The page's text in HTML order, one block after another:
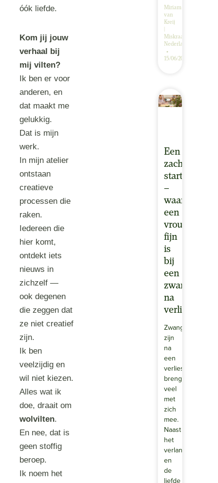
óók liefde.
Kom jij jouw
verhaal bij
mij vilten?
Ik ben er voor
anderen, en
dat maakt me
gelukkig.
Dat is mijn
werk.
In mijn atelier
ontstaan
creatieve
processen die
raken.
Iedereen die
hier komt,
ontdekt iets
nieuws in
zichzelf —
ook degenen
die zeggen dat
ze niet creatief
zijn.
Ik ben
veelzijdig en
wil niet kiezen.
Alles wat ik
doe, draait om
wolvilten.
En nee, dat is
geen stoffig
beroep.
Ik noem het
Miriam
van
Kreij
Miskraambegeleiding
Nederland
15/06/2026
Een
zachte
start
–
waarom
een
fijn
is
bij
een
na
verlies
Zwanger
zijn
na
een
verlies
brengt
veel
met
zich
mee.
Naast
het
verlangen
en
de
liefde